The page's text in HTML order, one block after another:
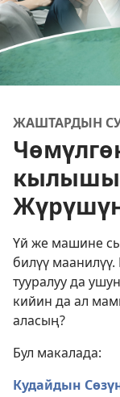
ЖАШТАРДЫН
Үй же машине
билүү
тууралуу да
кийин да ал
аласың?
Бул макалада:
Кудайдын